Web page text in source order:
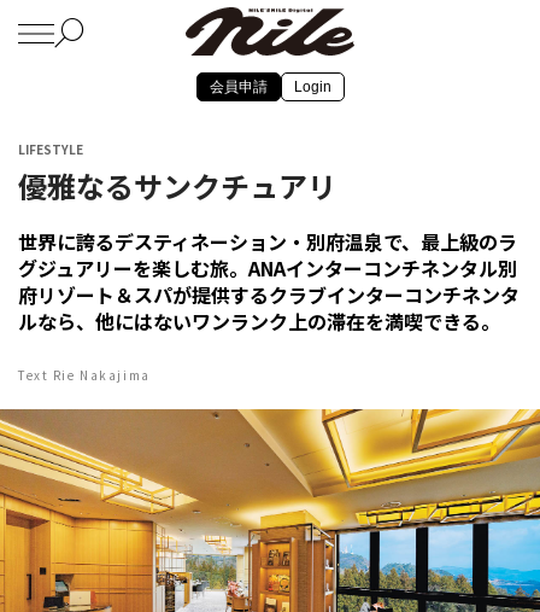
会員申請 Login
LIFESTYLE
優雅なるサンクチュアリ
世界に誇るデスティネーション・別府温泉で、最上級のラ
グジュアリーを楽しむ旅。ANAインターコンチネンタル別
府リゾート＆スパが提供するクラブインターコンチネンタ
ルなら、他にはないワンランク上の滞在を満喫できる。
Text Rie Nakajima